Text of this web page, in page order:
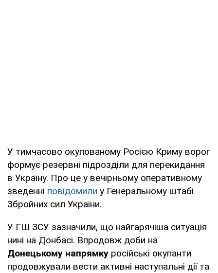
У тимчасово окупованому Росією Криму ворог
формує резервні підрозділи для перекидання
в Україну. Про це у вечірньому оперативному
зведенні повідомили у Генеральному штабі
Збройних сил України.
У ГШ ЗСУ зазначили, що найгарячіша ситуація
нині на Донбасі. Впродовж доби на
Донецькому напрямку російські окупанти
продовжували вести активні наступальні дії та